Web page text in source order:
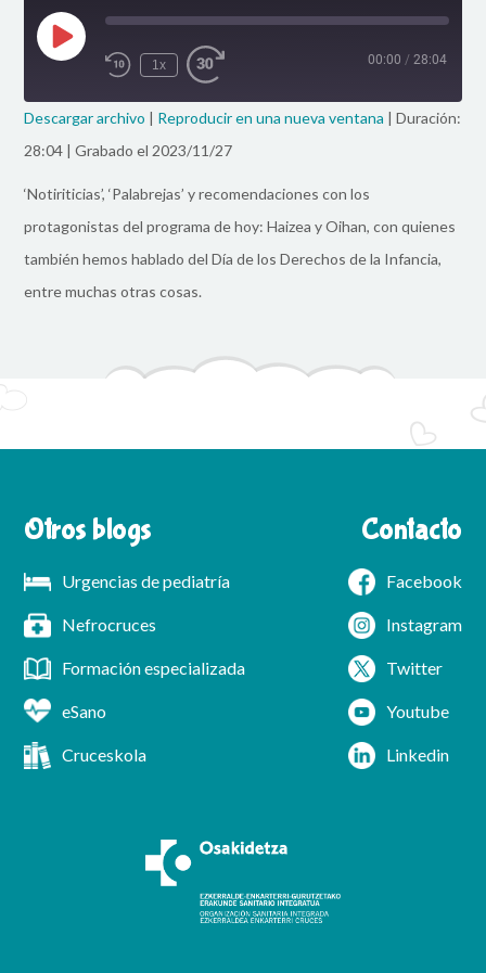
Reproducir
Episodio
Rebobinar
Segundos
1x
Fast
30
Seconds
00:00 / 28:04
SUSCRIBIR COMPARTIR
COMPARTIR
ENLACE
INCRUSTAR
Descargar archivo | Reproducir en una nueva ventana |Duración:
28:04 |Grabado el 2023/11/27
‘Notiriticias’, ‘Palabrejas’ y recomendaciones con los
protagonistas del programa de hoy: Haizea y Oihan, con quienes
también hemos hablado del Día de los Derechos de la Infancia,
entre muchas otras cosas.
Otros blogs
Urgencias de pediatría
Nefrocruces
Formación especializada
eSano
Cruceskola
Contacto
Facebook
Instagram
Twitter
Youtube
Linkedin